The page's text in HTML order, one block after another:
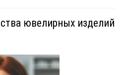
ювелирных изделий